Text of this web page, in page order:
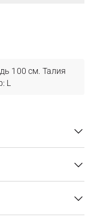
100 см. Талия
L